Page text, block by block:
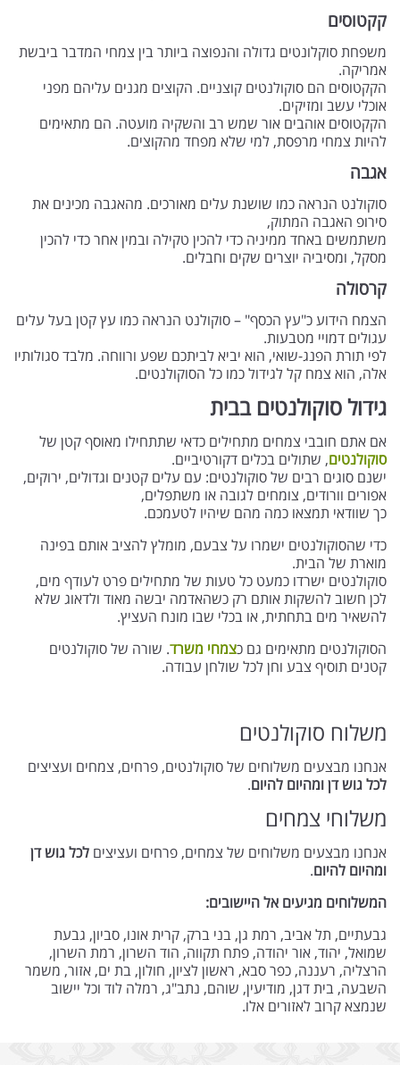
קקטוסים
משפחת סוקלונטים גדולה והנפוצה ביותר בין צמחי המדבר ביבשת
אמריקה.
הקקטוסים הם סוקולנטים קוצניים. הקוצים מגנים עליהם מפני
אוכלי עשב ומזיקים.
הקקטוסים אוהבים אור שמש רב והשקיה מועטה. הם מתאימים
להיות צמחי מרפסת, למי שלא מפחד מהקוצים.
אגבה
סוקולנט הנראה כמו שושנת עלים מאורכים. מהאגבה מכינים את
סירופ האגבה המתוק,
משתמשים באחד ממיניה כדי להכין טקילה ובמין אחר כדי להכין
מסקל, ומסיביה יוצרים שקים וחבלים.
קרסולה
הצמח הידוע כ"עץ הכסף" – סוקולנט הנראה כמו עץ קטן בעל עלים
עגולים דמויי מטבעות.
לפי תורת הפנג-שואי, הוא יביא לביתכם שפע ורווחה. מלבד סגולותיו
אלה, הוא צמח קל לגידול כמו כל הסוקולנטים.
גידול סוקולנטים בבית
אם אתם חובבי צמחים מתחילים כדאי שתתחילו מאוסף קטן של
סוקולנטים, שתולים בכלים דקורטיביים.
ישנם סוגים רבים של סוקולנטים: עם עלים קטנים וגדולים, ירוקים,
אפורים וורודים, צומחים לגובה או משתפלים,
כך שוודאי תמצאו כמה מהם שיהיו לטעמכם.
כדי שהסוקולנטים ישמרו על צבעם, מומלץ להציב אותם בפינה
מוארת של הבית.
סוקולנטים ישרדו כמעט כל טעות של מתחילים פרט לעודף מים,
לכן חשוב להשקות אותם רק כשהאדמה יבשה מאוד ולדאוג שלא
להשאיר מים בתחתית, או בכלי שבו מונח העציץ.
הסוקולנטים מתאימים גם כצמחי משרד. שורה של סוקולנטים
קטנים תוסיף צבע וחן לכל שולחן עבודה.
משלוח סוקולנטים
אנחנו מבצעים משלוחים של סוקולנטים, פרחים, צמחים ועציצים
לכל גוש דן ומהיום להיום.
משלוחי צמחים
אנחנו מבצעים משלוחים של צמחים, פרחים ועציצים לכל גוש דן
ומהיום להיום.
המשלוחים מגיעים אל היישובים:
גבעתיים, תל אביב, רמת גן, בני ברק, קרית אונו, סביון, גבעת
שמואל, יהוד, אור יהודה, פתח תקווה, הוד השרון, רמת השרון,
הרצליה, רעננה, כפר סבא, ראשון לציון, חולון, בת ים, אזור, משמר
השבעה, בית דגן, מודיעין, שוהם, נתב"ג, רמלה לוד וכל יישוב
שנמצא קרוב לאזורים אלו.